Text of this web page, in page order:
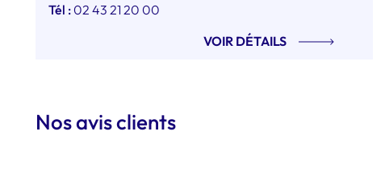
Tél :02 43 21 20 00
VOIR DÉTAILS
Nos avis clients